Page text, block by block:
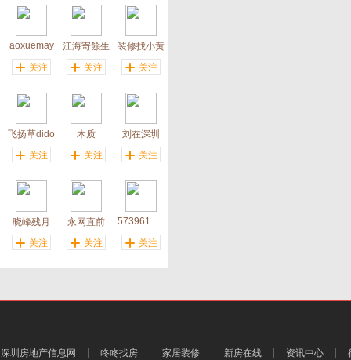
aoxuemay
关注
江海寄餘生
关注
装修找小黄
关注
飞扬草dido
关注
木质
关注
刘在深圳
关注
晓峰残月
关注
永网直前
关注
573961964
关注
深圳房地产信息网 咚咚找房 家居装修 新房在线 资讯中心